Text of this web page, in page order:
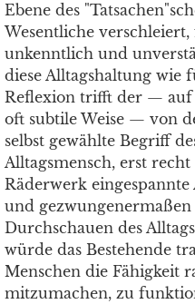
Ebene des
Wesentliche
unkenntlich und
diese Alltagshaltung wie
Reflexion trifft der — auf
oft subtile Weise — von
selbst gewählte Begriff
Alltagsmensch, erst
Räderwerk
und gezwungenermaßen
Durchschauen des
würde das Bestehende
Menschen die Fähigkeit
mitzumachen, zu